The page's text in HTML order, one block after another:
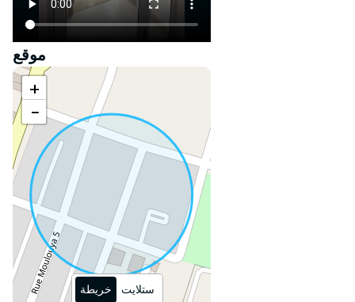
موقع
+
−
خريطة ستلايت